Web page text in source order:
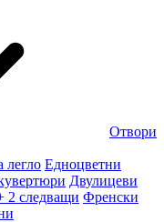
Отвори
легло Едноцветни
Двулицеви
2 следващи Френски